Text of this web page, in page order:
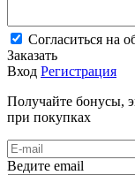
Cогласиться на
Заказать
Вход Регистрация
Получайте бонусы,
при покупках
Ведите email